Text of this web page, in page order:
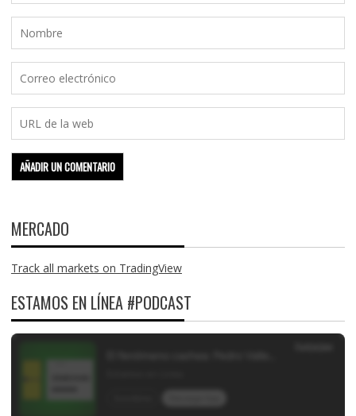
MERCADO
Track all markets on TradingView
ESTAMOS EN LÍNEA #PODCAST